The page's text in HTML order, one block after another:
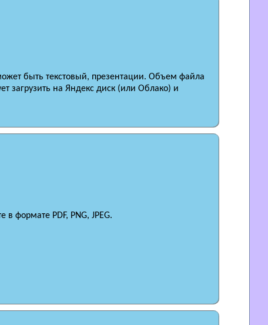
быть текстовый, презентации. Объем файла
загрузить на Яндекс диск (или Облако) и
формате PDF, PNG, JPEG.